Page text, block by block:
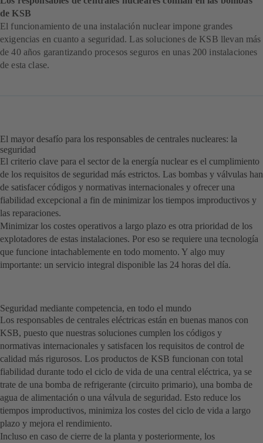
de KSB
El funcionamiento de una instalación nuclear impone grandes
exigencias en cuanto a seguridad. Las soluciones de KSB llevan más
de 40 años garantizando procesos seguros en unas 200 instalaciones
de esta clase.
El mayor desafío para los responsables de centrales nucleares: la
seguridad
El criterio clave para el sector de la energía nuclear es el cumplimiento
de los requisitos de seguridad más estrictos. Las bombas y válvulas han
de satisfacer códigos y normativas internacionales y ofrecer una
fiabilidad excepcional a fin de minimizar los tiempos improductivos y
las reparaciones.
Minimizar los costes operativos a largo plazo es otra prioridad de los
explotadores de estas instalaciones. Por eso se requiere una tecnología
que funcione intachablemente en todo momento. Y algo muy
importante: un servicio integral disponible las 24 horas del día.
Seguridad mediante competencia, en todo el mundo
Los responsables de centrales eléctricas están en buenas manos con
KSB, puesto que nuestras soluciones cumplen los códigos y
normativas internacionales y satisfacen los requisitos de control de
calidad más rigurosos. Los productos de KSB funcionan con total
fiabilidad durante todo el ciclo de vida de una central eléctrica, ya se
trate de una bomba de refrigerante (circuito primario), una bomba de
agua de alimentación o una válvula de seguridad. Esto reduce los
tiempos improductivos, minimiza los costes del ciclo de vida a largo
plazo y mejora el rendimiento.
Incluso en caso de cierre de la planta y posteriormente, los